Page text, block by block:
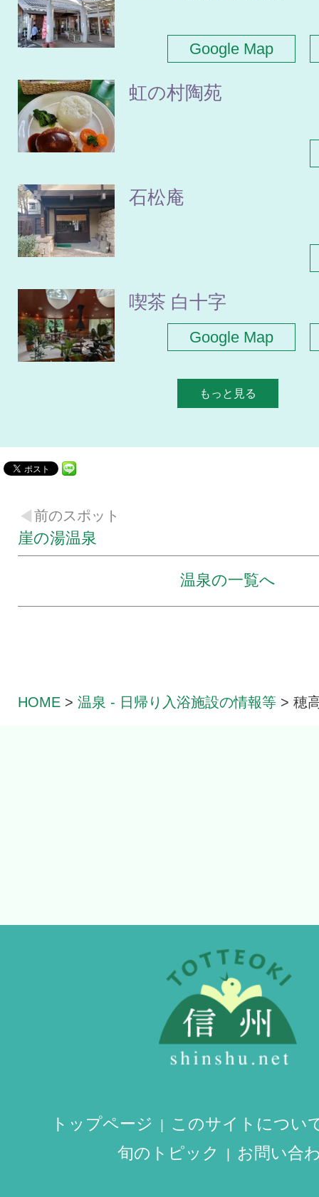
Google Map
虹の村陶苑
石松庵
喫茶 白十字
Google Map
もっと見る
前のスポット
崖の湯温泉
温泉の一覧へ
HOME >温泉 - 日帰り入浴施設の情報等 >穂
トップページ
このサイトについ
旬のトピック
お問い合